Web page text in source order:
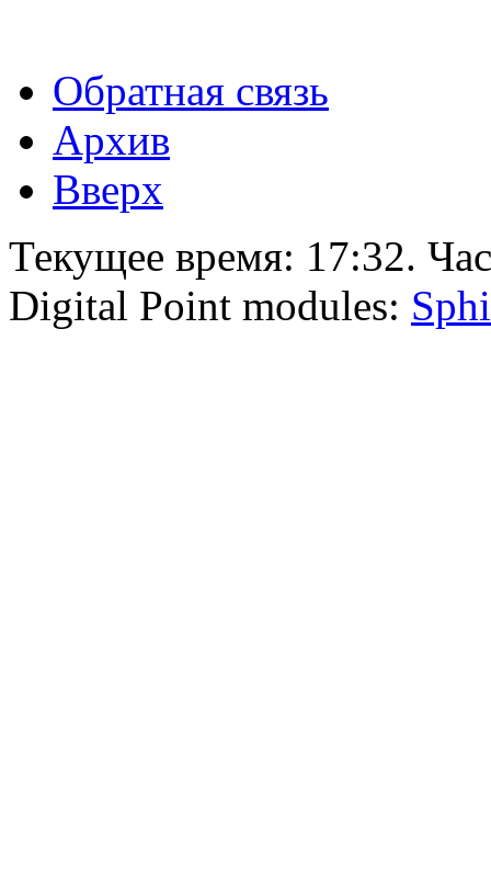
Обратная связь
Архив
Вверх
Текущее время: 17:32.
Digital Point modules: